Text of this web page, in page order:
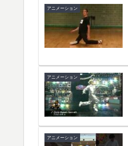
アニメーション
アニメーション
アニメーション